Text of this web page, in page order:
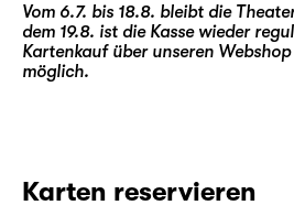
Vom 6.7. bis 18.8. bleibt die
dem 19.8. ist die Kasse wieder
Kartenkauf über unseren Webshop
möglich.
Karten reservieren